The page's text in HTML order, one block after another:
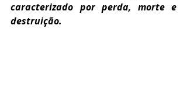
caracterizado por perda, morte e
destruição.